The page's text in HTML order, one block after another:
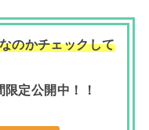
のかチェックして
定公開中！！